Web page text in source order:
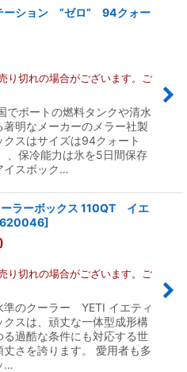
ーション ”ゼロ” 94クォー
切れの場合がございます。ご
でボートの燃料タンクや清水
著明なメーカーのメラー社製
クスはサイズは94クォート
、保冷能力は氷を5日間保存
イスボック…
ーラーボックス 110QT イエ
]
切れの場合がございます。ご
準のクーラー YETI イエティ
スは、頑丈な一体型成形構
過酷な条件にも対応する世
さを誇ります。 愛用者も多
…